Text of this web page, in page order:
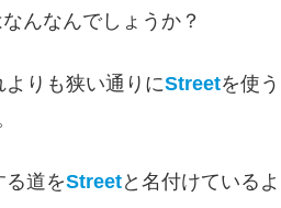
んなんでしょうか？
よりも狭い通りにStreetを使う
る道をStreetと名付けているよ